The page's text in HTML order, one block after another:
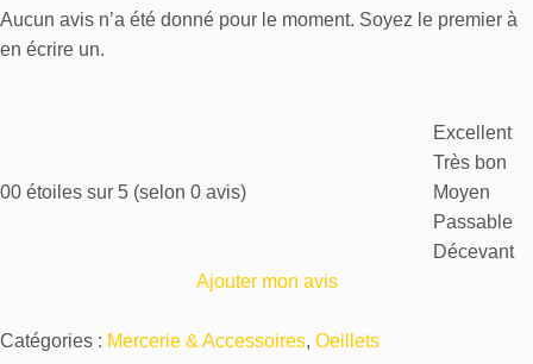
Aucun avis n’a été donné pour le moment. Soyez le premier à
en écrire un.
00 étoiles sur 5 (selon 0 avis)
Excellent
Très bon
Moyen
Passable
Décevant
Ajouter mon avis
Catégories : Mercerie & Accessoires, Oeillets